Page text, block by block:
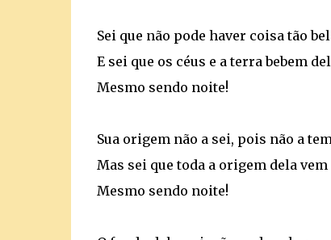
Sei que não pode haver coisa tão
E sei que os céus e a terra bebem
Mesmo sendo noite!
Sua origem não a sei, pois não a
Mas sei que toda a origem dela vem
Mesmo sendo noite!